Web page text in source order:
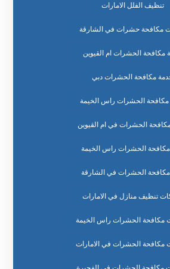
تنظيف الفلل الامارات
مكافحة حشرات في الشارقة
مكافحة الحشرات ام القيوين
مكافحة الحشرات دبي
مكافحة الحشرات راس الخيمة
الحشرات في ام القيوين
الحشرات راس الخيمة
الحشرات في الشارقة
تنظيف منازل في الامارات
مكافحة الحشرات راس الخيمة
مكافحة الحشرات في الامارات